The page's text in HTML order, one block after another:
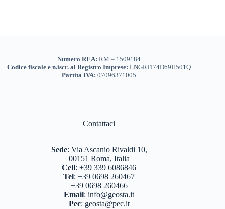
Numero REA:RM – 1509184
Codice fiscale e n.iscr. al Registro Imprese:LNGRTI74D69H501Q
Partita IVA: 07096371005
Contattaci
Sede: Via Ascanio Rivaldi 10,
00151 Roma, Italia
Cell:+39 339 6086846
Tel:+39 0698 260467
+39 0698 260466
Email:info@geosta.it
Pec: geosta@pec.it